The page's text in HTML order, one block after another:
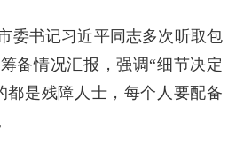
委书记习近平同志多次听取包
备情况汇报，强调“细节决定
都是残障人士，每个人要配备